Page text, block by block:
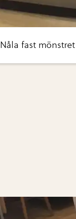
Nåla fast